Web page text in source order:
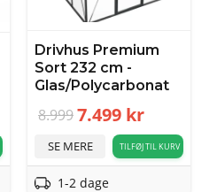
Drivhus Premium
Sort 232 cm -
Glas/Polycarbonat
8.9997.499 kr
SE MERE TILFØJ TIL KURV
1-2 dage